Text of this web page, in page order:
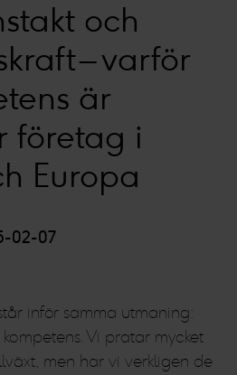
och
– varför
är
företag i
Europa
02-07
inför samma utmaning:
Vi pratar mycket
men har vi verkligen de